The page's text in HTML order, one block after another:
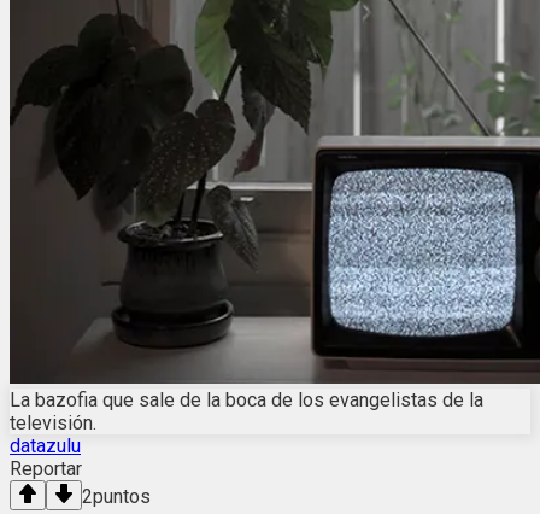
La bazofia que sale de la boca de los evangelistas de la
televisión.
datazulu
Reportar
2puntos